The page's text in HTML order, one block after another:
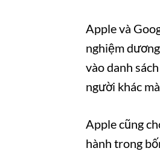
Apple và
nghiệm
vào danh
người khác
Apple cũng
hành trong